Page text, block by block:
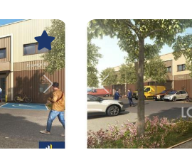
Next Previous